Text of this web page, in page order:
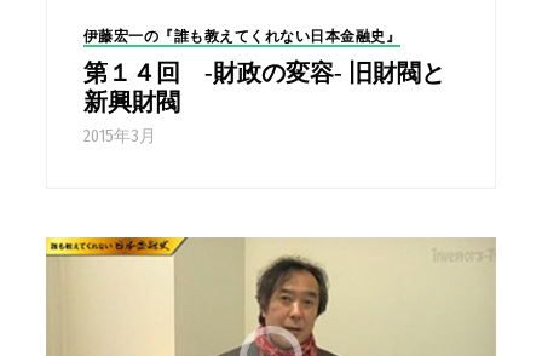
伊藤宏一の『誰も教えてくれない日本金融史』
第１４回 -財政の変容- 旧財閥と
新興財閥
2015年3月